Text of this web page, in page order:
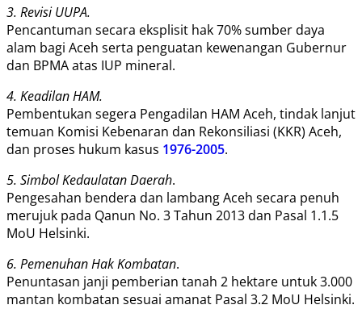
3. Revisi UUPA.
Pencantuman secara eksplisit hak 70% sumber daya
alam bagi Aceh serta penguatan kewenangan Gubernur
dan BPMA atas IUP mineral.
4. Keadilan HAM.
Pembentukan segera Pengadilan HAM Aceh, tindak lanjut
temuan Komisi Kebenaran dan Rekonsiliasi (KKR) Aceh,
dan proses hukum kasus 1976-2005.
5. Simbol Kedaulatan Daerah.
Pengesahan bendera dan lambang Aceh secara penuh
merujuk pada Qanun No. 3 Tahun 2013 dan Pasal 1.1.5
MoU Helsinki.
6. Pemenuhan Hak Kombatan.
Penuntasan janji pemberian tanah 2 hektare untuk 3.000
mantan kombatan sesuai amanat Pasal 3.2 MoU Helsinki.